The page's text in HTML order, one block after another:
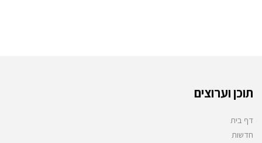
תוכן וערוצים
דף בית
חדשות